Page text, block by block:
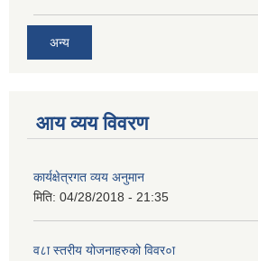
अन्य
आय व्यय विवरण
कार्यक्षेत्रगत व्यय अनुमान
मिति: 04/28/2018 - 21:35
व८ा स्तरीय योजनाहरुको विवर०ा